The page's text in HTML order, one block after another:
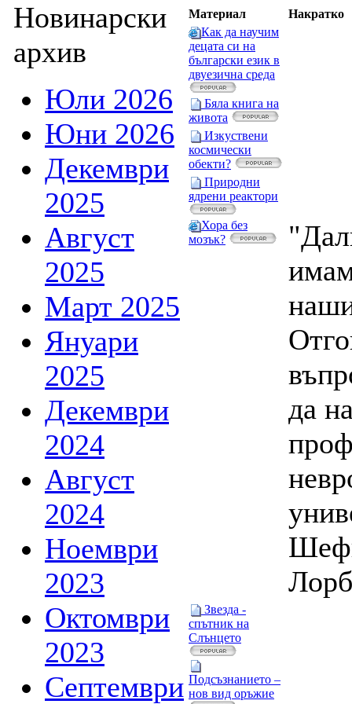
Новинарски
архив
Юли 2026
Юни 2026
Декември
2025
Август
2025
Март 2025
Януари
2025
Декември
2024
Август
2024
Ноември
2023
Октомври
2023
Септември
Материал
Накратко
Как да научим
децата си на
български език в
двуезична среда
Бяла книга на
живота
Изкуствени
космически
обекти?
Природни
ядрени реактори
Хора без
мозък?
да
Звезда -
спътник на
Слънцето
Подсъзнанието –
нов вид оръжие